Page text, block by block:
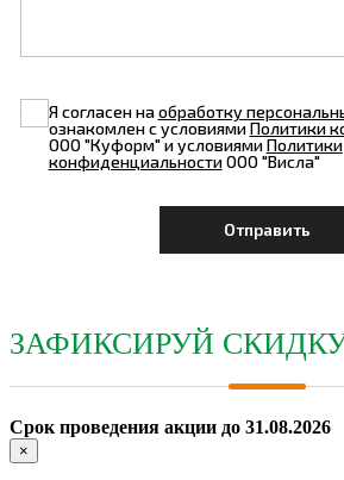
Я согласен наобработку
ознакомлен с условиямиПолитики
ООО "Куформ" и условиямиПолитики
конфиденциальностиООО "Висла"
ЗАФИКСИРУЙ
Срок проведения акции до 31.08.2026
×